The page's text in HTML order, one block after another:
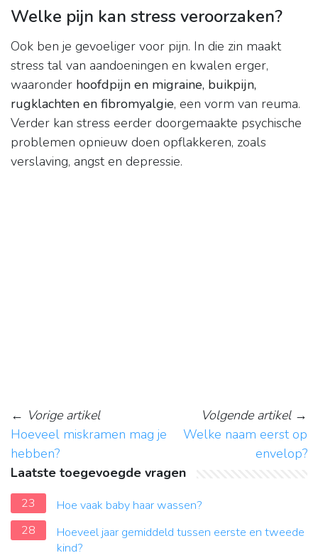
Welke pijn kan stress veroorzaken?
Ook ben je gevoeliger voor pijn. In die zin maakt
stress tal van aandoeningen en kwalen erger,
waaronder hoofdpijn en migraine, buikpijn,
rugklachten en fibromyalgie, een vorm van reuma.
Verder kan stress eerder doorgemaakte psychische
problemen opnieuw doen opflakkeren, zoals
verslaving, angst en depressie.
← Vorige artikel
Hoeveel miskramen mag je
hebben?
Volgende artikel→
Welke naam eerst op
envelop?
Laatste toegevoegde vragen
23
Hoe vaak baby haar wassen?
28
Hoeveel jaar gemiddeld tussen eerste en tweede
kind?